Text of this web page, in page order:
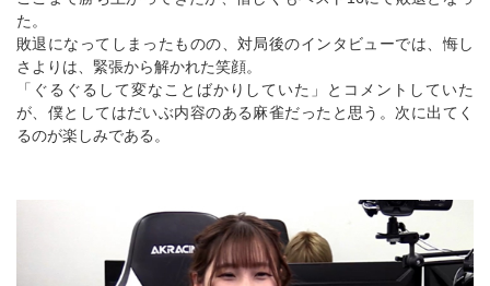
た。
敗退になってしまったものの、対局後のインタビューでは、悔し
さよりは、緊張から解かれた笑顔。
「ぐるぐるして変なことばかりしていた」とコメントしていた
が、僕としてはだいぶ内容のある麻雀だったと思う。次に出てく
るのが楽しみである。